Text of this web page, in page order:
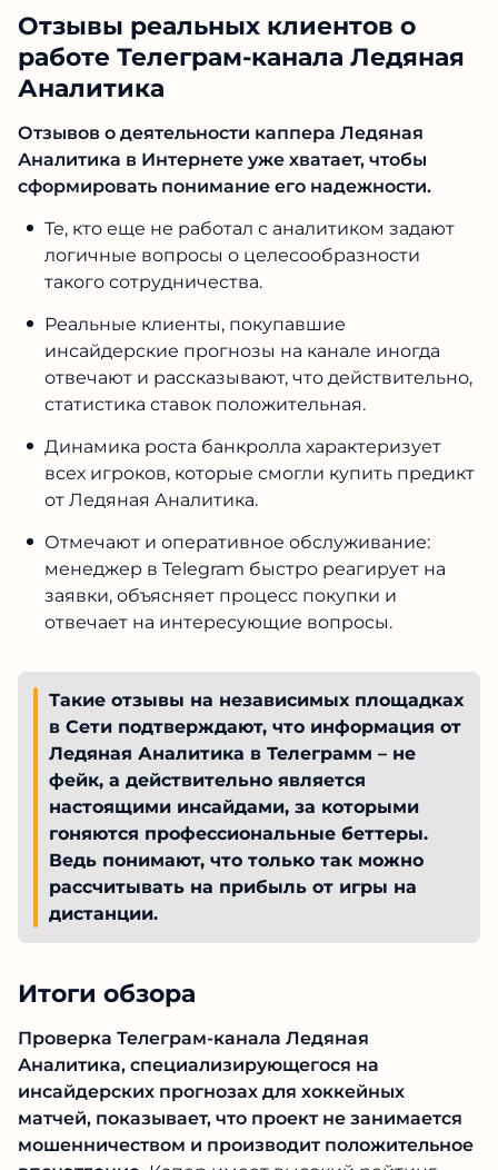
мошенники, а в форме живой видео-
трансляции. Можно видеть как прогнозист
заходит в БК на свой игровой счет, нажимает
на разные вкладки и показывает реальные
купоны (их можно даже проверить по номеру).
Этот подход добавляет дополнительную
достоверность и прозрачность информации,
Отзывы реальных клиентов о
работе Телеграм-канала
Ледяная Аналитика
Отзывов о деятельности каппера Ледяная
Аналитика в Интернете уже хватает, чтобы
Те, кто еще не работал с аналитиком задают
логичные вопросы о целесообразности
Реальные клиенты, покупавшие
инсайдерские прогнозы на канале иногда
отвечают и рассказывают, что
положительная.
Динамика роста банкролла характеризует
всех игроков, которые смогли купить
предикт от Ледяная Аналитика.
Отмечают и оперативное обслуживание:
менеджер в Telegram быстро реагирует на
заявки, объясняет процесс покупки и
отвечает на интересующие вопросы.
площадках в Сети подтверждают, что
Телеграмм – не фейк, а действительно
является настоящими инсайдами, за
которыми гоняются профессиональные
беттеры. Ведь понимают, что только так
можно рассчитывать на прибыль от
ПЕРЕЙТИ В КАНАЛ